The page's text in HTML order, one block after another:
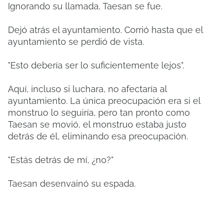
Ignorando su llamada, Taesan se fue.
Dejó atrás el ayuntamiento. Corrió hasta que el
ayuntamiento se perdió de vista.
"Esto debería ser lo suficientemente lejos".
Aquí, incluso si luchara, no afectaría al
ayuntamiento. La única preocupación era si el
monstruo lo seguiría, pero tan pronto como
Taesan se movió, el monstruo estaba justo
detrás de él, eliminando esa preocupación.
"Estás detrás de mí, ¿no?"
Taesan desenvainó su espada.